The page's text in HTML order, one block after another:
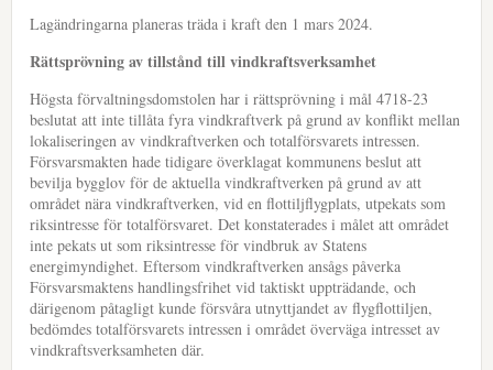
Lagändringarna planeras träda i kraft den 1 mars 2024.
Rättsprövning av tillstånd till vindkraftsverksamhet
Högsta förvaltningsdomstolen har i rättsprövning i mål 4718-23
beslutat att inte tillåta fyra vindkraftverk på grund av konflikt mellan
lokaliseringen av vindkraftverken och totalförsvarets intressen.
Försvarsmakten hade tidigare överklagat kommunens beslut att
bevilja bygglov för de aktuella vindkraftverken på grund av att
området nära vindkraftverken, vid en flottiljflygplats, utpekats som
riksintresse för totalförsvaret. Det konstaterades i målet att området
inte pekats ut som riksintresse för vindbruk av Statens
energimyndighet. Eftersom vindkraftverken ansågs påverka
Försvarsmaktens handlingsfrihet vid taktiskt uppträdande, och
därigenom påtagligt kunde försvåra utnyttjandet av flygflottiljen,
bedömdes totalförsvarets intressen i området överväga intresset av
vindkraftsverksamheten där.